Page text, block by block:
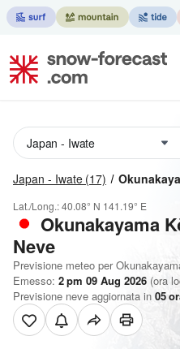
Japan - Iwate (17)
Lat./Long.:40.08° N 141.19° E
Okunakayama
Neve
Previsione meteo per
Emesso: 2 pm 09 Aug 2026 (ora
Previsione neve aggiornata in 05